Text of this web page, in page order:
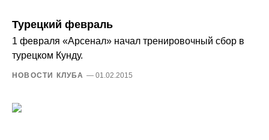
Турецкий февраль
1 февраля «Арсенал» начал тренировочный сбор в
турецком Кунду.
НОВОСТИ КЛУБА — 01.02.2015